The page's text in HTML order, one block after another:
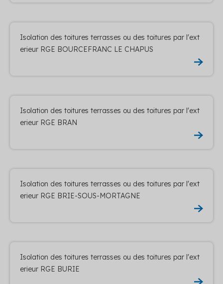
Isolation des toitures terrasses ou des toitures par l'ext
erieur RGE BOURCEFRANC LE CHAPUS
Isolation des toitures terrasses ou des toitures par l'ext
erieur RGE BRAN
Isolation des toitures terrasses ou des toitures par l'ext
erieur RGE BRIE-SOUS-MORTAGNE
Isolation des toitures terrasses ou des toitures par l'ext
erieur RGE BURIE